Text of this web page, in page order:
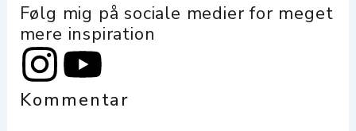
Følg mig på sociale medier for meget
mere inspiration
I
n
Y
o
Kommentar